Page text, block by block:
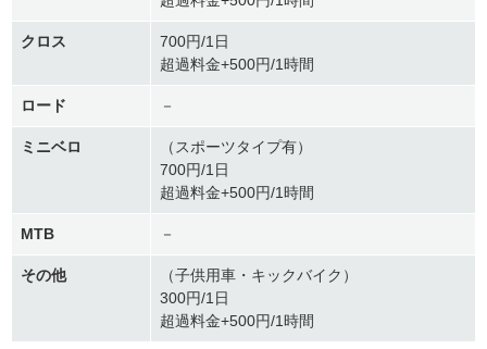
クロス
700円/1日
超過料金+500円/1時間
ロード －
ミニベロ
（スポーツタイプ有）
700円/1日
超過料金+500円/1時間
MTB －
その他
（子供用車・キックバイク）
300円/1日
超過料金+500円/1時間